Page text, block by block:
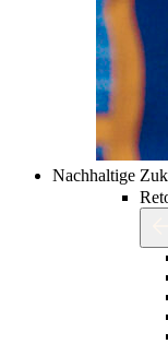
Nachhaltige